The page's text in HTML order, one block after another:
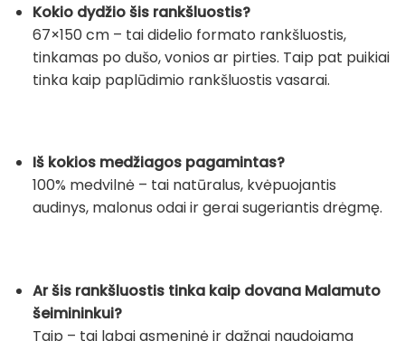
Kokio dydžio šis rankšluostis?
67×150 cm – tai didelio formato rankšluostis,
tinkamas po dušo, vonios ar pirties. Taip pat puikiai
tinka kaip paplūdimio rankšluostis vasarai.
Iš kokios medžiagos pagamintas?
100% medvilnė – tai natūralus, kvėpuojantis
audinys, malonus odai ir gerai sugeriantis drėgmę.
Ar šis rankšluostis tinka kaip dovana Malamuto
šeimininkui?
Taip – tai labai asmeninė ir dažnai naudojama